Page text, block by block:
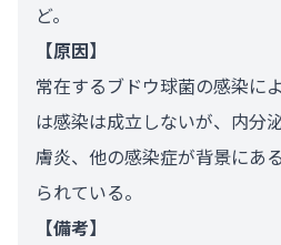
ど。
【原因】
常在するブドウ球菌の感染に
は感染は成立しないが、内分
膚炎、他の感染症が背景にあ
られている。
【備考】